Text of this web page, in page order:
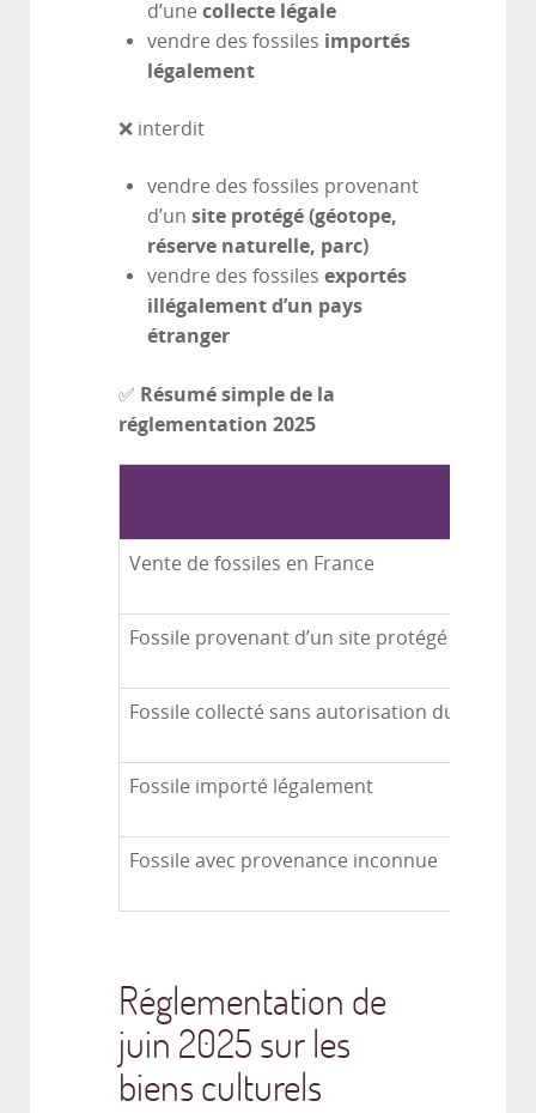
d’une collecte légale
vendre des fossiles importés
légalement
❌ interdit
vendre des fossiles provenant
d’un site protégé (géotope,
réserve naturelle, parc)
vendre des fossiles exportés
illégalement d’un pays
étranger
✅ Résumé simple de la
réglementation 2025
Vente de fossiles en France
Fossile provenant d’un site protégé
Fossile collecté sans autorisation du
Fossile importé légalement
Fossile avec provenance inconnue
Réglementation de
juin 2025 sur les
biens culturels